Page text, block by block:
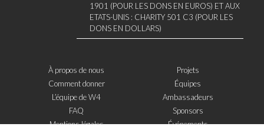
1901 (POUR LES DONS EN EUROS) ET AUX
ETATS-UNIS : CHARITY 501 C3 (POUR LES
DONS EN DOLLARS)
À propos de nous
Comment donner
L’équipe de W4
FAQ
Mentions légales
Projets
Équipes
Ambassadeurs
Sponsors
Événements